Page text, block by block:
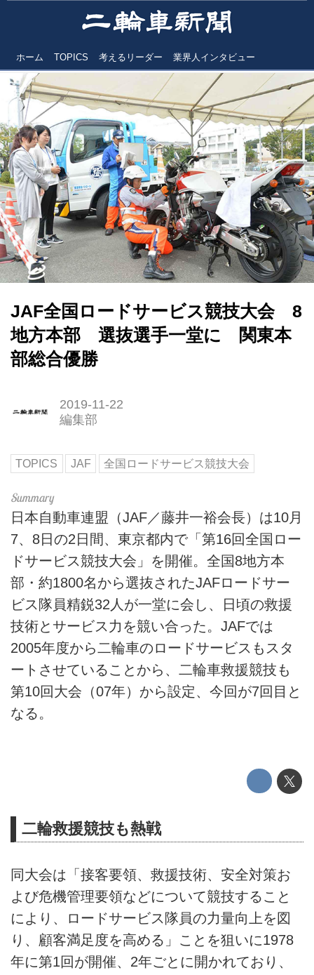
ホーム TOPICS 考えるリーダー 業界人インタビュー
JAF全国ロードサービス競技大会 8
地方本部 選抜選手一堂に 関東本
部総合優勝
2019-11-22
編集部
TOPICS JAF 全国ロードサービス競技大会
日本自動車連盟（JAF／藤井一裕会長）は10月
7、8日の2日間、東京都内で「第16回全国ロー
ドサービス競技大会」を開催。全国8地方本
部・約1800名から選抜されたJAFロードサー
ビス隊員精鋭32人が一堂に会し、日頃の救援
技術とサービス力を競い合った。JAFでは
2005年度から二輪車のロードサービスもスタ
ートさせていることから、二輪車救援競技も
第10回大会（07年）から設定、今回が7回目と
なる。
二輪救援競技も熱戦
同大会は「接客要領、救援技術、安全対策お
よび危機管理要領などについて競技すること
により、ロードサービス隊員の力量向上を図
り、顧客満足度を高める」ことを狙いに1978
年に第1回が開催、2年ごとに開かれており、